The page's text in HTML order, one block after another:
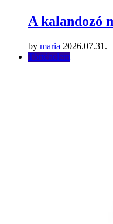
A kalandozó
by maria 2026.07.31.
Történelem